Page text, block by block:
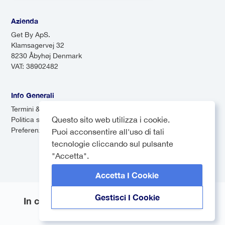
Questo sito web utilizza i cookie.
Puoi acconsentire all'uso di tali
tecnologie cliccando sul pulsante
"Accetta".
Accetta I Cookie
Gestisci I Cookie
Azienda
Get By ApS.
Klamsagervej 32
8230 Åbyhøj Denmark
VAT: 38902482
Info Generali
Termini & Condizioni
Politica sulla privacy
Preferenze dei cookie
In collaborazione con